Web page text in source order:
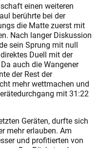
einen weiteren
berührte bei der
die Matte zuerst mit
Nach langer Diskussion
sein Sprung mit null
Duell mit der
auch die Wangener
der Rest der
mehr wettmachen und
mit 31:22
Geräten, durfte sich
mehr erlauben. Am
und profitierten von